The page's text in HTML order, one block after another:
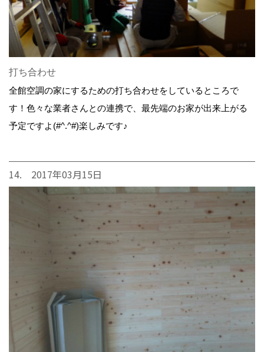
打ち合わせ
全館空調の家にするための打ち合わせをしているところで
す！色々な業者さんとの連携で、最先端のお家が出来上がる
予定ですよ(#^.^#)楽しみです♪
14. 2017年03月15日